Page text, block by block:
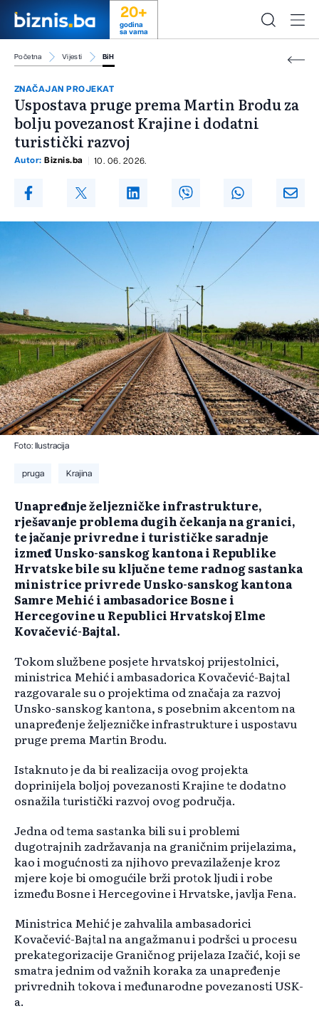
20+
godina
sa vama
Početna Vijesti BiH
ZNAČAJAN PROJEKAT
Uspostava pruge prema Martin Brodu za
bolju povezanost Krajine i dodatni
turistički razvoj
Autor: Biznis.ba 10. 06. 2026.
Foto: Ilustracija
pruga Krajina
Unapređenje željezničke infrastrukture,
rješavanje problema dugih čekanja na granici,
te jačanje privredne i turističke saradnje
između Unsko-sanskog kantona i Republike
Hrvatske bile su ključne teme radnog sastanka
ministrice privrede Unsko-sanskog kantona
Samre Mehić i ambasadorice Bosne i
Hercegovine u Republici Hrvatskoj Elme
Kovačević-Bajtal.
Tokom službene posjete hrvatskoj prijestolnici,
ministrica Mehić i ambasadorica Kovačević-Bajtal
razgovarale su o projektima od značaja za razvoj
Unsko-sanskog kantona, s posebnim akcentom na
unapređenje željezničke infrastrukture i uspostavu
pruge prema Martin Brodu.
Istaknuto je da bi realizacija ovog projekta
doprinijela boljoj povezanosti Krajine te dodatno
osnažila turistički razvoj ovog područja.
Jedna od tema sastanka bili su i problemi
dugotrajnih zadržavanja na graničnim prijelazima,
kao i mogućnosti za njihovo prevazilaženje kroz
mjere koje bi omogućile brži protok ljudi i robe
između Bosne i Hercegovine i Hrvatske, javlja Fena.
Ministrica Mehić je zahvalila ambasadorici
Kovačević-Bajtal na angažmanu i podršci u procesu
prekategorizacije Graničnog prijelaza Izačić, koji se
smatra jednim od važnih koraka za unapređenje
privrednih tokova i međunarodne povezanosti USK-
a.